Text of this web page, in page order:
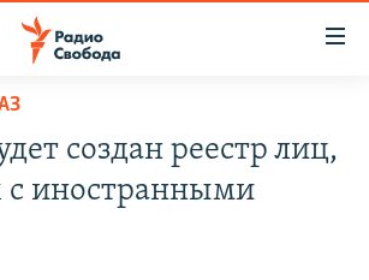
создан реестр лиц,
с иностранными